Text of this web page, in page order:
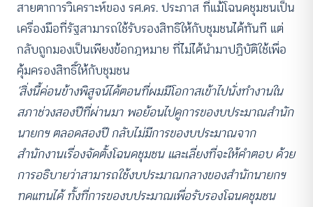
สายตาการวิเคราะห์ของ รศ.ดร. ประภาส ที่แม้โฉนดชุมชนเป็น
เครื่องมือที่รัฐสามารถใช้รับรองสิทธิให้กับชุมชนได้ทันที แต่
กลับถูกมองเป็นเพียงข้อกฎหมาย ที่ไม่ได้นำมาปฏิบัติใช้เพื่อ
คุ้มครองสิทธิ์ให้กับชุมชน
‘สิ่งนี้ค่อนข้างพิสูจน์ได้ตอนที่ผมมีโอกาสเข้าไปนั่งทำงานใน
สภาช่วงสองปีที่ผ่านมา พอย้อนไปดูการของบประมาณสำนัก
นายกฯ ตลอดสองปี กลับไม่มีการของบประมาณจาก
สำนักงานเรื่องจัดตั้งโฉนดชุมชน และเลี่ยงที่จะให้คำตอบ ด้วย
การอธิบายว่าสามารถใช้งบประมาณกลางของสำนักนายกฯ
ทดแทนได้ ทั้งที่การของบประมาณเพื่อรับรองโฉนดชุมชน